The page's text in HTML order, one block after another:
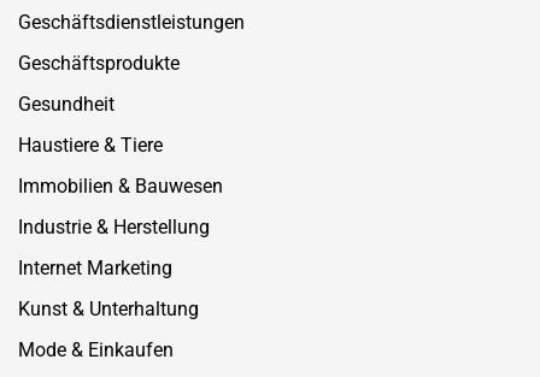
Geschäftsdienstleistungen
Geschäftsprodukte
Gesundheit
Haustiere & Tiere
Immobilien & Bauwesen
Industrie & Herstellung
Internet Marketing
Kunst & Unterhaltung
Mode & Einkaufen